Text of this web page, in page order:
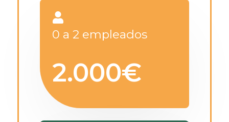
0 a 2 empleados
2.000€